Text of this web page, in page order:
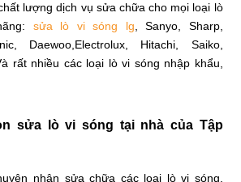
lượng dịch vụ sửa chữa cho mọi loại lò
sửa lò vi sóng lg,Sanyo, Sharp,
Daewoo,Electrolux, Hitachi, Saiko,
rất nhiều các loại lò vi sóng nhập khẩu,
sửa lò vi sóng tại nhà của Tập
nhận sửa chữa các loại lò vi sóng,